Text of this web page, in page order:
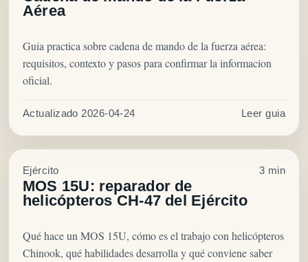
Aérea
Guia practica sobre cadena de mando de la fuerza aérea:
requisitos, contexto y pasos para confirmar la informacion
oficial.
Actualizado 2026-04-24 Leer guia
Ejército 3 min
MOS 15U: reparador de
helicópteros CH-47 del Ejército
Qué hace un MOS 15U, cómo es el trabajo con helicópteros
Chinook, qué habilidades desarrolla y qué conviene saber